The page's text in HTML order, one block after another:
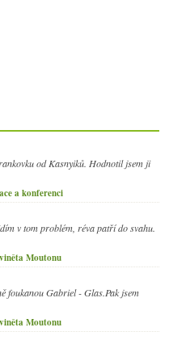
od Kasnyiků. Hodnotil jsem ji
a konferenci
v tom problém, réva patří do svahu.
Moutonu
foukanou Gabriel - Glas.Pak jsem
Moutonu